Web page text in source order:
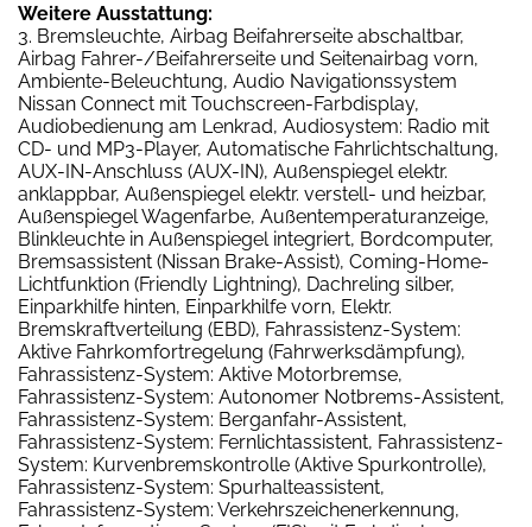
Weitere Ausstattung:
3. Bremsleuchte, Airbag Beifahrerseite abschaltbar,
Airbag Fahrer-/Beifahrerseite und Seitenairbag vorn,
Ambiente-Beleuchtung, Audio Navigationssystem
Nissan Connect mit Touchscreen-Farbdisplay,
Audiobedienung am Lenkrad, Audiosystem: Radio mit
CD- und MP3-Player, Automatische Fahrlichtschaltung,
AUX-IN-Anschluss (AUX-IN), Außenspiegel elektr.
anklappbar, Außenspiegel elektr. verstell- und heizbar,
Außenspiegel Wagenfarbe, Außentemperaturanzeige,
Blinkleuchte in Außenspiegel integriert, Bordcomputer,
Bremsassistent (Nissan Brake-Assist), Coming-Home-
Lichtfunktion (Friendly Lightning), Dachreling silber,
Einparkhilfe hinten, Einparkhilfe vorn, Elektr.
Bremskraftverteilung (EBD), Fahrassistenz-System:
Aktive Fahrkomfortregelung (Fahrwerksdämpfung),
Fahrassistenz-System: Aktive Motorbremse,
Fahrassistenz-System: Autonomer Notbrems-Assistent,
Fahrassistenz-System: Berganfahr-Assistent,
Fahrassistenz-System: Fernlichtassistent, Fahrassistenz-
System: Kurvenbremskontrolle (Aktive Spurkontrolle),
Fahrassistenz-System: Spurhalteassistent,
Fahrassistenz-System: Verkehrszeichenerkennung,